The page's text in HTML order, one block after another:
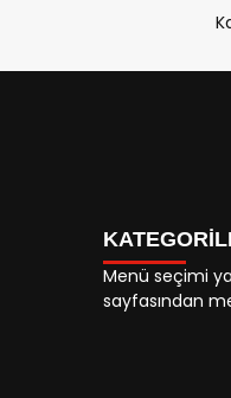
Menü seçimi
sayfasından